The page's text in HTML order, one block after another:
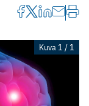
Kuva 1 / 1